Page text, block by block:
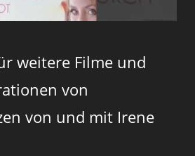
weitere Filme und
von
von und mit Irene